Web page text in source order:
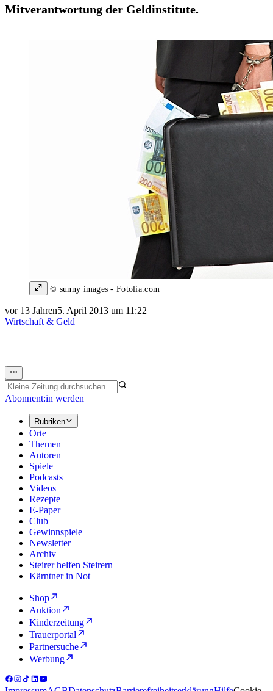
Mitverantwortung der Geldinstitute.
© sunny images - Fotolia.com
vor 13 Jahren5. April 2013 um 11:22
Wirtschaft & Geld
Abonnent:in werden
Rubriken
Orte
Themen
Autoren
Spiele
Podcasts
Videos
Rezepte
E-Paper
Club
Gewinnspiele
Newsletter
Archiv
Steirer helfen Steirern
Kärntner in Not
Shop
Auktion
Kinderzeitung
Trauerportal
Partnersuche
Werbung